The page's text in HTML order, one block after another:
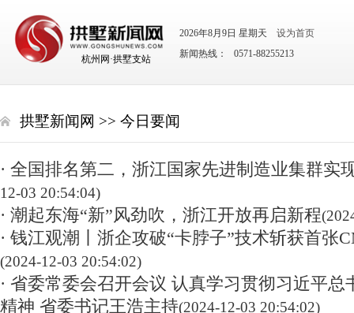
杭州网·拱墅支站
2026年8月9日 星期天
设为首页
新闻热线： 0571-88255213
拱墅新闻网 >> 今日要闻
· 全国排名第二，浙江国家先进制造业集群实
12-03 20:54:04)
· 潮起东海“新”风劲吹，浙江开放再启新程
· 钱江观潮丨浙企攻破“卡脖子”技术斩获首张
(2024-12-03 20:54:02)
· 省委常委会召开会议 认真学习贯彻习近平总
精神 省委书记王浩主持(2024-12-03 20:54:02)